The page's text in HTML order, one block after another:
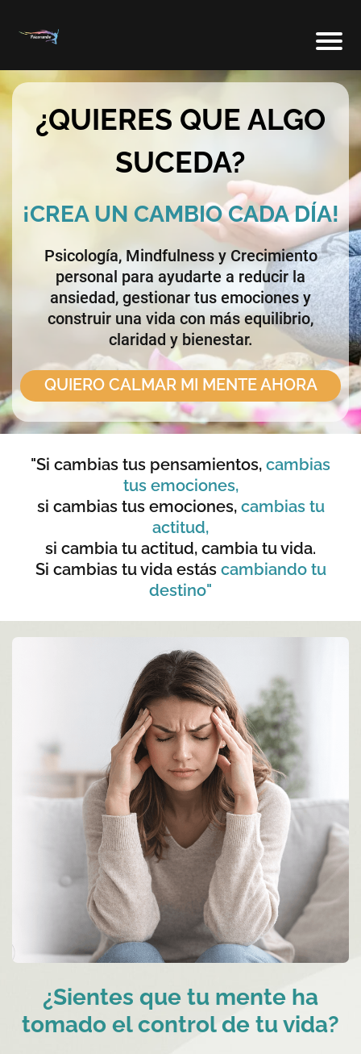
¿QUIERES QUE ALGO
SUCEDA?
¡CREA UN CAMBIO CADA DÍA!
Psicología, Mindfulness y Crecimiento
personal para ayudarte a reducir la
ansiedad, gestionar tus emociones y
construir una vida con más equilibrio,
claridad y bienestar.
QUIERO CALMAR MI MENTE AHORA
"Si cambias tus pensamientos, cambias
tus emociones,
si cambias tus emociones, cambias tu
actitud,
si cambia tu actitud, cambia tu vida.
Si cambias tu vida estás cambiando tu
destino"
¿Sientes que tu mente ha
tomado el control de tu vida?